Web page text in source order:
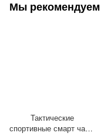
Мы рекомендуем
Тактические
спортивные смарт часы